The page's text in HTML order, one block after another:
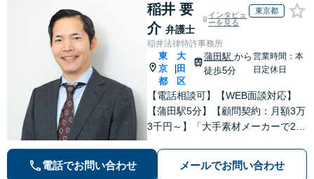
稲井 要
介 弁護士
インタビュ
ーを見る
東京都
稲井法律特許事務所
東
京
都
大
田
区
蒲田駅 から
徒歩5分
営業時間：本
日定休日
【電話相談可】【WEB面談対応】
【蒲田駅5分】【顧問契約：月額3万
3千円～】「大手素材メーカーで20
「契約書のリーガルチェック」「債
権回収：売掛金や請負代金の未払
電話でお問い合わせ メールでお問い合わせ